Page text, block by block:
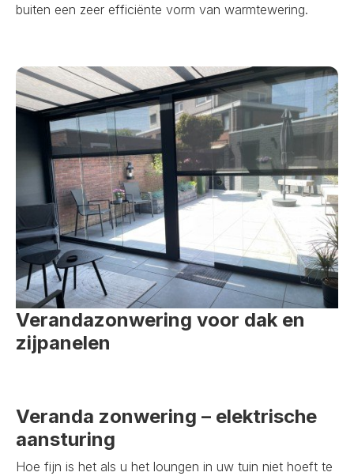
buiten een zeer efficiënte vorm van warmtewering.
Verandazonwering voor dak en
zijpanelen
Veranda zonwering – elektrische
aansturing
Hoe fijn is het als u het loungen in uw tuin niet hoeft te